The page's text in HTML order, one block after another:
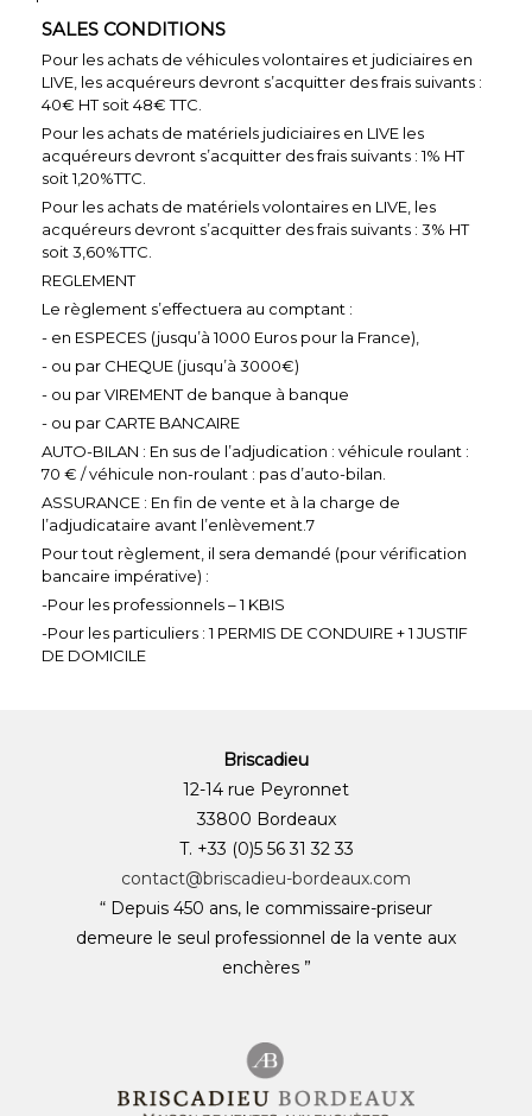
SALES CONDITIONS
Pour les achats de véhicules volontaires et judiciaires en
LIVE, les acquéreurs devront s’acquitter des frais suivants :
40€ HT soit 48€ TTC.
Pour les achats de matériels judiciaires en LIVE les
acquéreurs devront s’acquitter des frais suivants : 1% HT
soit 1,20%TTC.
Pour les achats de matériels volontaires en LIVE, les
acquéreurs devront s’acquitter des frais suivants : 3% HT
soit 3,60%TTC.
REGLEMENT
Le règlement s’effectuera au comptant :
- en ESPECES (jusqu’à 1000 Euros pour la France),
- ou par CHEQUE (jusqu’à 3000€)
- ou par VIREMENT de banque à banque
- ou par CARTE BANCAIRE
AUTO-BILAN : En sus de l’adjudication : véhicule roulant :
70 € / véhicule non-roulant : pas d’auto-bilan.
ASSURANCE : En fin de vente et à la charge de
l’adjudicataire avant l’enlèvement.7
Pour tout règlement, il sera demandé (pour vérification
bancaire impérative) :
-Pour les professionnels – 1 KBIS
-Pour les particuliers : 1 PERMIS DE CONDUIRE + 1 JUSTIF
DE DOMICILE
Briscadieu
12-14 rue Peyronnet
33800 Bordeaux
T. +33 (0)5 56 31 32 33
contact@briscadieu-bordeaux.com
“ Depuis 450 ans, le commissaire-priseur
demeure le seul professionnel de la vente aux
enchères ”